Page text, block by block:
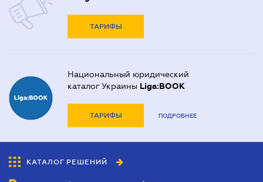
ТАРИФЫ
Национальный юридический
каталог Украины Liga:BOOK
ТАРИФЫ ПОДРОБНЕЕ
КАТАЛОГ РЕШЕНИЙ